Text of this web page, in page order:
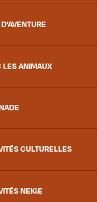
LES ANIMAUX
CULTURELLES
NEIGE
village
lacets. Séb et
chaque